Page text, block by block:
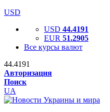
USD
USD 44.4191
EUR 51.2905
Все курсы валют
44.4191
Авторизация
Поиск
UA